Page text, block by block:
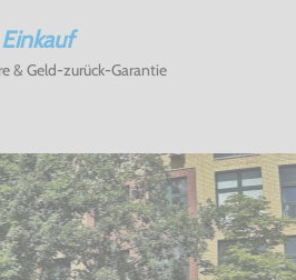
& Geld-zurück-Garantie